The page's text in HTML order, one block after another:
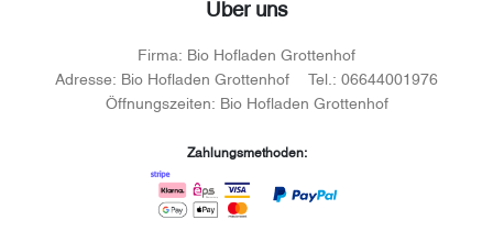
Über uns
Firma: Bio Hofladen Grottenhof
Adresse: Bio Hofladen Grottenhof Tel.: 06644001976
Öffnungszeiten: Bio Hofladen Grottenhof
Zahlungsmethoden: